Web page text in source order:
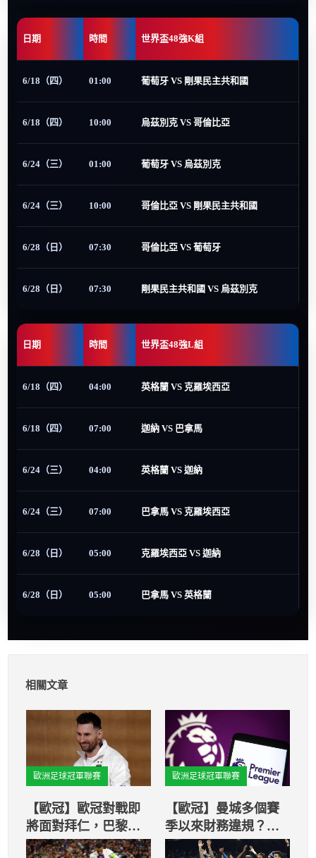
日期 時間 世界盃48強K組
6/18（四） 01:00 葡萄牙 VS 剛果民主共和國
6/18（四） 10:00 烏茲別克 VS 哥倫比亞
6/24（三） 01:00 葡萄牙 VS 烏茲別克
6/24（三） 10:00 哥倫比亞 VS 剛果民主共和國
6/28（日） 07:30 哥倫比亞 VS 葡萄牙
6/28（日） 07:30 剛果民主共和國 VS 烏茲別克
日期 時間 世界盃48強L組
6/18（四） 04:00 英格蘭 VS 克羅埃西亞
6/18（四） 07:00 迦納 VS 巴拿馬
6/24（三） 04:00 英格蘭 VS 迦納
6/24（三） 07:00 巴拿馬 VS 克羅埃西亞
6/28（日） 05:00 克羅埃西亞 VS 迦納
6/28（日） 05:00 巴拿馬 VS 英格蘭
相關文章
歐洲足球冠軍聯賽
【歐冠】歐冠對戰即
將面對拜仁，巴黎聖
日耳曼：梅西將會回
歐洲足球冠軍聯賽
【歐冠】曼城多個賽
季以來財務違規？！
英媒：很可能被扣分